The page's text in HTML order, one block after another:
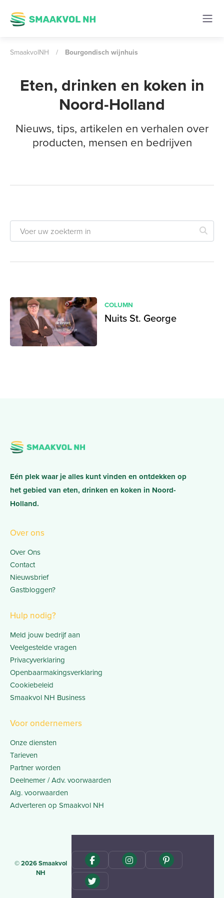
SmaakvolNH / Bourgondisch wijnhuis
Eten, drinken en koken in
Noord-Holland
Nieuws, tips, artikelen en verhalen over
producten, mensen en bedrijven
COLUMN
Nuits St. George
Eén plek waar je alles kunt vinden en ontdekken op
het gebied van eten, drinken en koken in Noord-
Holland.
Over ons
Over Ons
Contact
Nieuwsbrief
Gastbloggen?
Hulp nodig?
Meld jouw bedrijf aan
Veelgestelde vragen
Privacyverklaring
Openbaarmakingsverklaring
Cookiebeleid
Smaakvol NH Business
Voor ondernemers
Onze diensten
Tarieven
Partner worden
Deelnemer / Adv. voorwaarden
Alg. voorwaarden
Adverteren op Smaakvol NH
© 2026 Smaakvol
NH